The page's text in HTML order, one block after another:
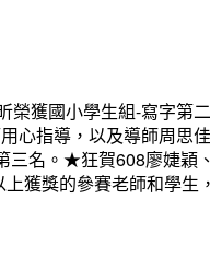
榮獲國小學生組-寫字第二
心指導，以及導師周思佳
三名。★狂賀608廖婕穎
獲獎的參賽老師和學生